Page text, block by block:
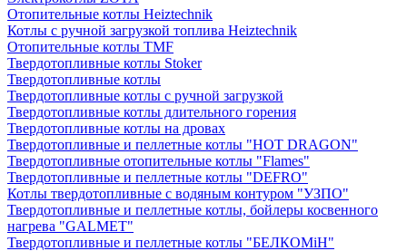
Отопительные котлы Heiztechnik
Котлы с ручной загрузкой топлива Heiztechnik
Отопительные котлы TMF
Твердотопливные котлы Stoker
Твердотопливные котлы
Твердотопливные котлы с ручной загрузкой
Твердотопливные котлы длительного горения
Твердотопливные котлы на дровах
Твердотопливные и пеллетные котлы "HOT DRAGON"
Твердотопливные отопительные котлы "Flames"
Твердотопливные и пеллетные котлы "DEFRO"
Котлы твердотопливные с водяным контуром "УЗПО"
Твердотопливные и пеллетные котлы, бойлеры косвенного
нагрева "GALMET"
Твердотопливные и пеллетные котлы "БЕЛКОМiН"